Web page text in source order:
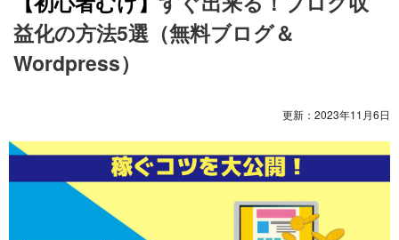
益化の方法5選（無料ブログ＆
Wordpress）
更新： 2023年11月6日